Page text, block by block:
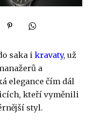
saka i kravaty, už
a
elegance čím dál
kteří vyměnili
styl.